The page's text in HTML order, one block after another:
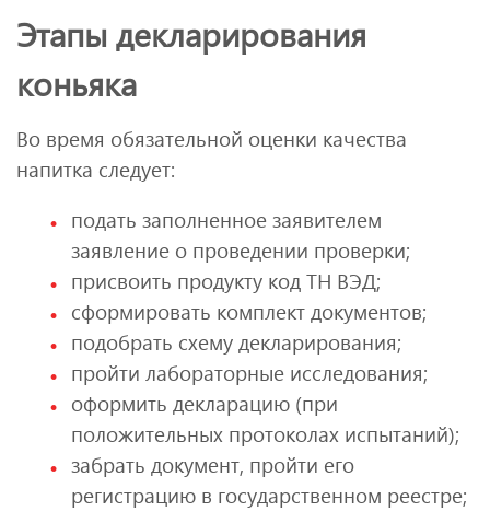
Этапы декларирования
коньяка
Во время обязательной оценки качества
напитка следует:
подать заполненное заявителем
заявление о проведении проверки;
присвоить продукту код ТН ВЭД;
сформировать комплект документов;
подобрать схему декларирования;
пройти лабораторные исследования;
оформить декларацию (при
положительных протоколах испытаний);
забрать документ, пройти его
регистрацию в государственном реестре;